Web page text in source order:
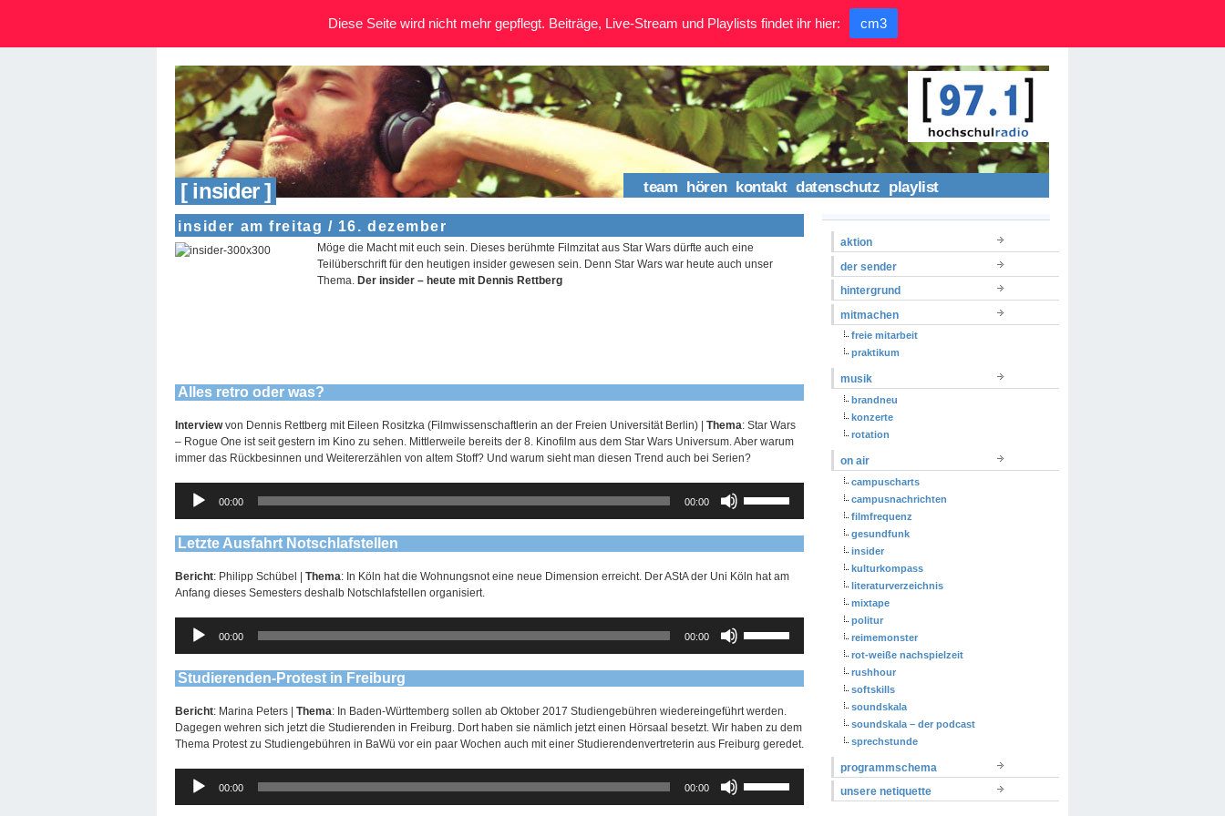
[ insider ] team hören kontakt datenschutz playlist
insider am freitag / 16. dezember
Möge die Macht mit euch sein. Dieses berühmte Filmzitat aus Star Wars dürfte auch eine
Teilüberschrift für den heutigen insider gewesen sein. Denn Star Wars war heute auch unser
Thema. Der insider – heute mit Dennis Rettberg
Alles retro oder was?
Interviewvon Dennis Rettberg mit Eileen Rositzka (Filmwissenschaftlerin an der Freien Universität Berlin) | Thema: Star Wars
– Rogue One ist seit gestern im Kino zu sehen. Mittlerweile bereits der 8. Kinofilm aus dem Star Wars Universum. Aber warum
immer das Rückbesinnen und Weitererzählen von altem Stoff? Und warum sieht man diesen Trend auch bei Serien?
Audio-
Player
00:00 00:00
Hoch/Runter
benutzen,
um
die
Lautstärke
Letzte Ausfahrt Notschlafstellen
Bericht: Philipp Schübel | Thema: In Köln hat die Wohnungsnot eine neue Dimension erreicht. Der AStA der Uni Köln hat am
Anfang dieses Semesters deshalb Notschlafstellen organisiert.
Audio-
Player
00:00 00:00
Hoch/Runter
benutzen,
um
die
Lautstärke
zu
regeln.
Studierenden-Protest in Freiburg
Bericht: Marina Peters | Thema: In Baden-Württemberg sollen ab Oktober 2017 Studiengebühren wiedereingeführt werden.
Dagegen wehren sich jetzt die Studierenden in Freiburg. Dort haben sie nämlich jetzt einen Hörsaal besetzt. Wir haben zu dem
Thema Protest zu Studiengebühren in BaWü vor ein paar Wochen auch mit einer Studierendenvertreterin aus Freiburg geredet.
Audio-
Player
00:00 00:00
Hoch/Runter
benutzen,
aktion
der sender
hintergrund
mitmachen
freie mitarbeit
praktikum
musik
brandneu
konzerte
rotation
on air
campuscharts
campusnachrichten
filmfrequenz
gesundfunk
insider
kulturkompass
literaturverzeichnis
mixtape
politur
reimemonster
rot-weiße nachspielzeit
rushhour
softskills
soundskala
soundskala – der podcast
sprechstunde
programmschema
unsere netiquette
Diese Seite wird nicht mehr gepflegt. Beiträge, Live-Stream und Playlists findet ihr hier: cm3